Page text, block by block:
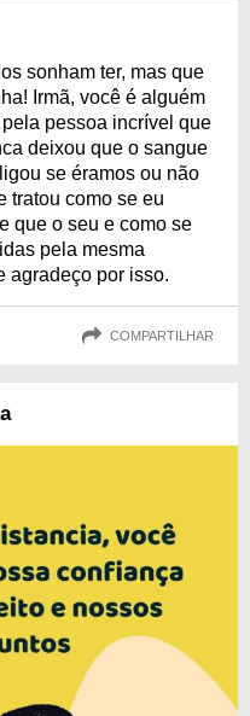
sonham ter, mas que
Irmã, você é alguém
pessoa incrível que
deixou que o sangue
se éramos ou não
tratou como se eu
que o seu e como se
pela mesma
agradeço por isso.
COMPARTILHAR